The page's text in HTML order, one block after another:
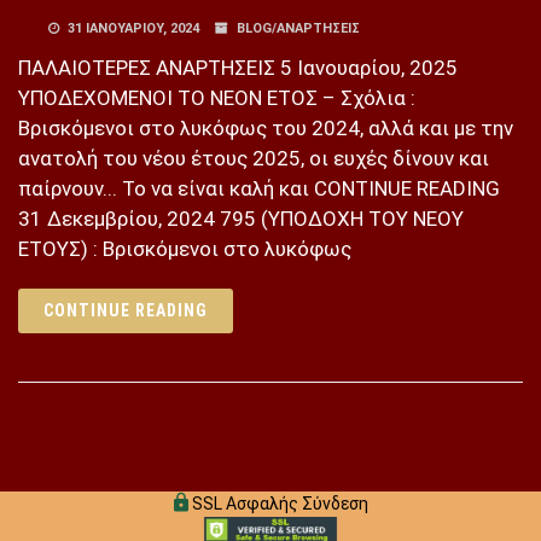
31 ΙΑΝΟΥΑΡΊΟΥ, 2024 BLOG/ΑΝΑΡΤΉΣΕΙΣ
ΠΑΛΑΙΟΤΕΡΕΣ ΑΝΑΡΤΗΣΕΙΣ 5 Ιανουαρίου, 2025
ΥΠΟΔΕΧΟΜΕΝΟΙ ΤΟ ΝΕΟΝ ΕΤΟΣ – Σχόλια :
Βρισκόμενοι στο λυκόφως του 2024, αλλά και με την
ανατολή του νέου έτους 2025, οι ευχές δίνουν και
παίρνουν... Το να είναι καλή και CONTINUE READING
31 Δεκεμβρίου, 2024 795 (ΥΠΟΔΟΧΗ ΤΟΥ ΝΕΟΥ
ΕΤΟΥΣ) : Βρισκόμενοι στο λυκόφως
CONTINUE READING
SSL Ασφαλής Σύνδεση